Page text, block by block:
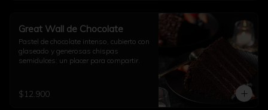
Great Wall de Chocolate
Pastel de chocolate intenso, cubierto con
glaseado y generosas chispas
semidulces: un placer para compartir.
$12.900